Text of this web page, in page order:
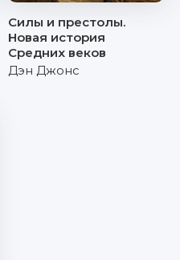
Силы и престолы.
Новая история
Средних веков
Дэн Джонс